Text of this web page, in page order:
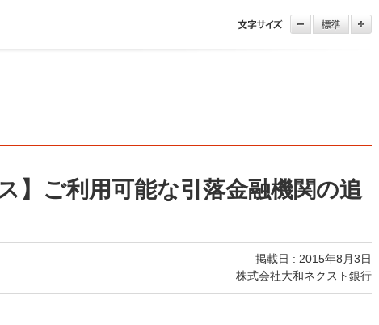
】ご利用可能な引落金融機関の追
掲載日 : 2015年8月3日
株式会社大和ネクスト銀行